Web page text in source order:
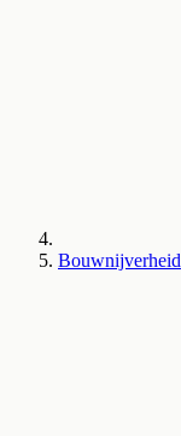
Bouwnijverheid